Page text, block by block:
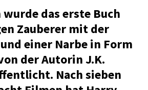
das erste Buch
Zauberer mit der
einer Narbe in Form
der Autorin J.K.
Nach sieben